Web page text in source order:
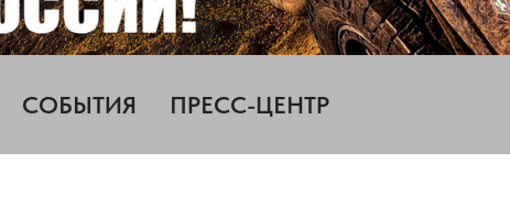
СОБЫТИЯ ПРЕСС-ЦЕНТР